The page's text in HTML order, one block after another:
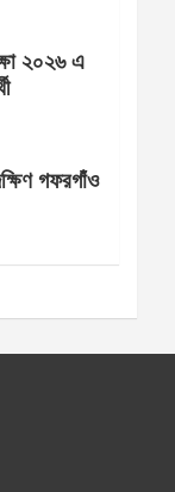
২০২৬ এ
গফরগাঁও